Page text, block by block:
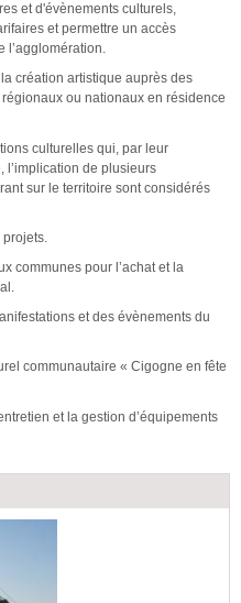
et d'évènements culturels,
et permettre un accès
l’agglomération.
création artistique auprès des
ou nationaux en résidence
culturelles qui, par leur
l’implication de plusieurs
sur le territoire sont considérés
communes pour l’achat et la
et des évènements du
communautaire « Cigogne en fête
et la gestion d’équipements